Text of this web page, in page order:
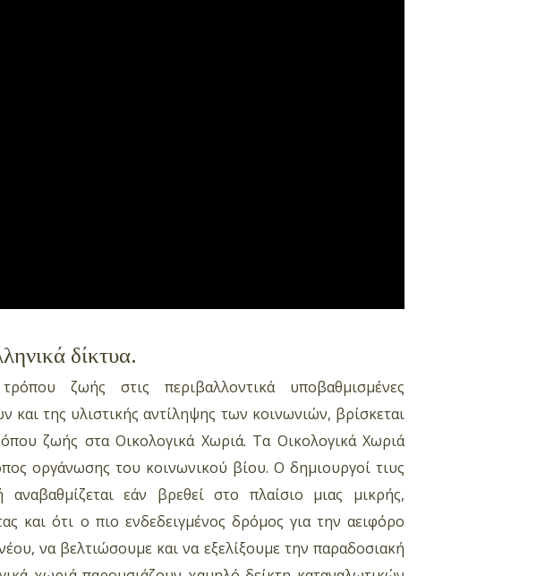
δίκτυα.
ζωής στις περιβαλλοντικά υποβαθμισμένες
της υλιστικής αντίληψης των κοινωνιών, βρίσκεται
ζωής στα Οικολογικά Χωριά. Τα Οικολογικά Χωριά
οργάνωσης του κοινωνικού βίου. O δημιουργοί τιυς
εάν βρεθεί στο πλαίσιο μιας μικρής,
και ότι ο πιο ενδεδειγμένος δρόμος για την αειφόρο
να βελτιώσουμε και να εξελίξουμε την παραδοσιακή